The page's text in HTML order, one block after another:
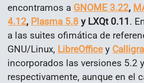
encontramos a GNOME 3.22,
4.12, Plasma 5.8 y LXQt 0.11.
a las suites ofimática de
GNU/Linux, LibreOfficey Calligra
incorporados las versiones 5.2
respectivamente, aunque en el